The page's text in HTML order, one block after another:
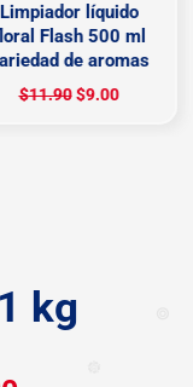
líquido
Flash 500 ml
de aromas
11.90$9.00
kg